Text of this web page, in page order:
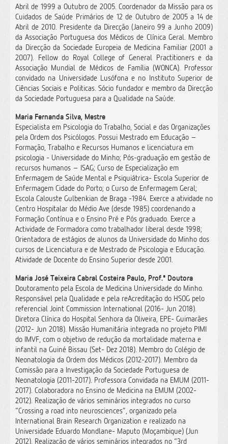
Abril de 1999 a Outubro de 2005. Coordenador da Missão para os
Cuidados de Saúde Primários de 12 de Outubro de 2005 a 14 de
Abril de 2010. Presidente da Direcção (Janeiro 99 a Junho 2009)
da Associação Portuguesa dos Médicos de Clínica Geral. Membro
da Direcção da Sociedade Europeia de Medicina Familiar (2001 a
2007). Fellow do Royal College of General Practitioners e da
Associação Mundial de Médicos de Família (WONCA). Professor
convidado na Universidade Lusófona e no Instituto Superior de
Ciências Sociais e Politicas. Sócio fundador e membro da Direcção
da Sociedade Portuguesa para a Qualidade na Saúde.
Maria Fernanda Silva, Mestre
Especialista em Psicologia do Trabalho, Social e das Organizações
pela Ordem dos Psicólogos. Possui Mestrado em Educação –
Formação, Trabalho e Recursos Humanos e licenciatura em
psicologia - Universidade do Minho; Pós-graduação em gestão de
recursos humanos – ISAG; Curso de Especialização em
Enfermagem de Saúde Mental e Psiquiátrica- Escola Superior de
Enfermagem Cidade do Porto; o Curso de Enfermagem Geral;
Escola Calouste Gulbenkian de Braga -1984. Exerce a atividade no
Centro Hospitalar do Médio Ave (desde 1985) coordenando a
Formação Contínua e o Ensino Pré e Pós graduado. Exerce a
Actividade de Formadora como trabalhador liberal desde 1998;
Orientadora de estágios de alunos da Universidade do Minho dos
cursos de Licenciatura e de Mestrado de Psicologia e Educação.
Atividade de Docente do Ensino Superior desde 2001.
Maria José Teixeira Cabral Costeira Paulo, Prof.ª Doutora
Doutoramento pela Escola de Medicina Universidade do Minho.
Responsável pela Qualidade e pela reAcreditação do HSOG pelo
referencial Joint Commission International (2016- Jun 2018).
Diretora Clínica do Hospital Senhora da Oliveira, EPE- Guimarães
(2012- Jun 2018). Missão Humanitária integrada no projeto PIMI
do IMVF, com o objetivo de redução da mortalidade materna e
infantil na Guiné Bissau (Set- Dez 2018). Membro do Colégio de
Neonatologia da Ordem dos Médicos (2012-2017). Membro da
Comissão para a Investigação da Sociedade Portuguesa de
Neonatologia (2011-2017). Professora Convidada na EMUM (2011-
2017). Colaboradora no Ensino de Medicina na EMUM (2002-
2012). Realização de vários seminários integrados no curso
“Crossing a road into neurosciences”, organizado pela
International Brain Research Organization e realizado na
Universidade Eduardo Mondlane- Maputo (Moçambique) (Jun
2012). Realização de vários seminários integrados no “3rd